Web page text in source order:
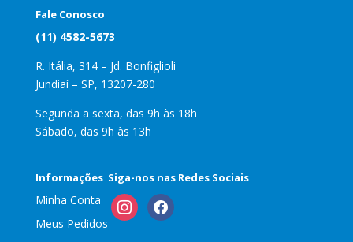
Fale Conosco
(11) 4582-5673
R. Itália, 314 – Jd. Bonfiglioli
Jundiaí – SP, 13207-280
Segunda a sexta, das 9h às 18h
Sábado, das 9h às 13h
Informações
Minha Conta
Meus Pedidos
Siga-nos nas Redes Sociais
instagramfacebook